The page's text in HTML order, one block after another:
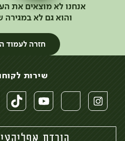
אנחנו לא מוצאים את
והוא גם לא במגירה
חזרה לעמוד
שירות